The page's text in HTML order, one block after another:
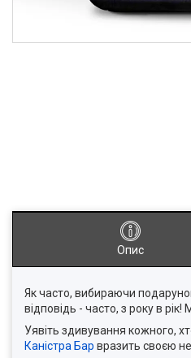
Опис
Як часто, вибираючи
відповідь - часто, з року в
Уявіть здивування кожного,
Каністра Бар вразить своєю